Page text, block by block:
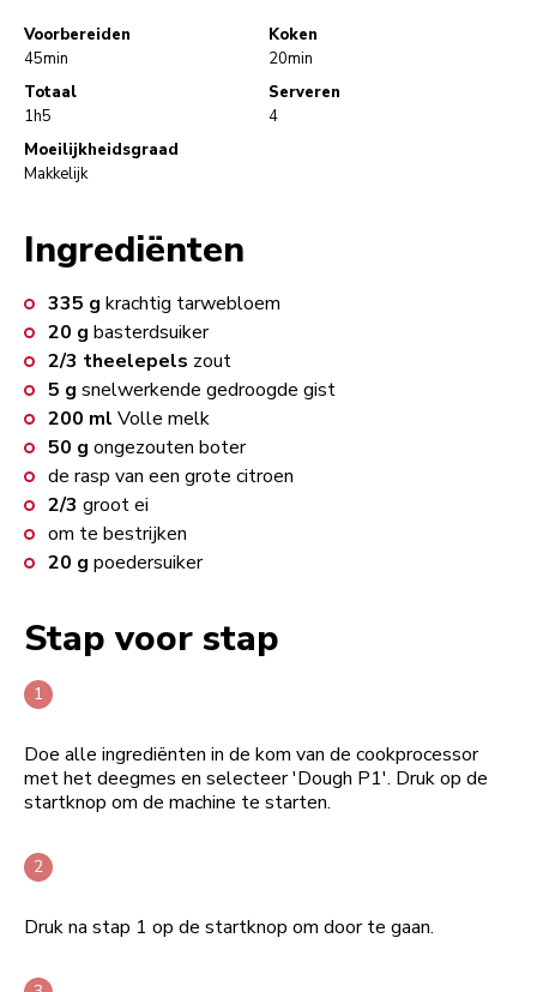
Voorbereiden
45min
Koken
20min
Totaal
1h5
Serveren
4
Moeilijkheidsgraad
Makkelijk
Ingrediënten
335 g krachtig tarwebloem
20 g basterdsuiker
2/3 theelepels zout
5 g snelwerkende gedroogde gist
200 ml Volle melk
50 g ongezouten boter
de rasp van een grote citroen
2/3 groot ei
om te bestrijken
20 g poedersuiker
Stap voor stap
Doe alle ingrediënten in de kom van de cookprocessor
met het deegmes en selecteer 'Dough P1'. Druk op de
startknop om de machine te starten.
Druk na stap 1 op de startknop om door te gaan.